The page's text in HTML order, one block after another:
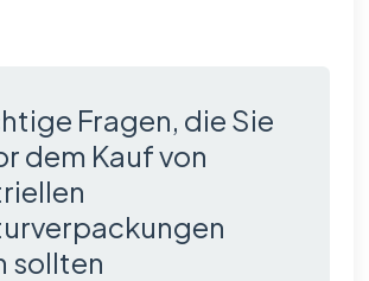
Fragen, die Sie
dem Kauf von
sollten